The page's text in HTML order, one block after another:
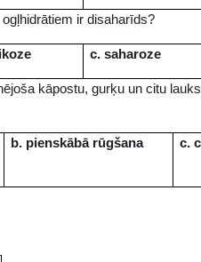
ir disaharīds?
c. saharoze
kāpostu, gurķu un citu
b. pienskābā rūgšana c.